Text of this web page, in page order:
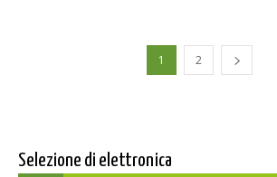
1 2
Selezione di elettronica